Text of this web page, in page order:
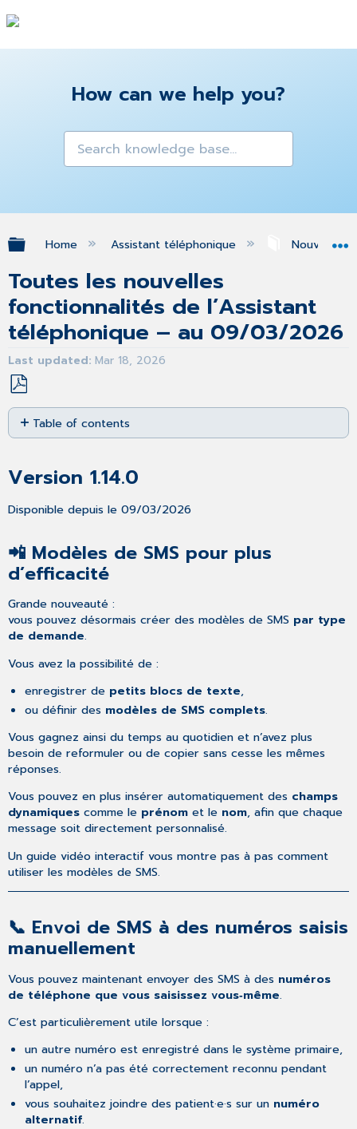
How can we help you?
Expand/collapse global hierarchy
Home Assistant téléphonique
Toutes les nouvelles
fonctionnalités de l’Assistant
téléphonique – au 09/03/2026
Last updated Mar 18, 2026
Save
as
PDF
Table of contents
📲
de
pour
plus
d’efficacité
📞
Envoi
de
à
numéros
saisis
🗣️
Conduite
de
conversation
améliorée
dans
téléphonique
🎙️
Nouvelles
beaucoup
plus
réalistes
📋
Nouveau
journal
d’activité
Version 1.14.0
Disponible depuis le 09/03/2026
📲 Modèles de SMS pour plus
d’efficacité
Grande nouveauté :
vous pouvez désormais créer des modèles de SMS par type
de demande.
Vous avez la possibilité de :
enregistrer de petits blocs de texte,
ou définir des modèles de SMS complets.
Vous gagnez ainsi du temps au quotidien et n’avez plus
besoin de reformuler ou de copier sans cesse les mêmes
réponses.
Vous pouvez en plus insérer automatiquement des champs
dynamiques comme le prénom et le nom, afin que chaque
message soit directement personnalisé.
Un guide vidéo interactif vous montre pas à pas comment
utiliser les modèles de SMS.
📞 Envoi de SMS à des numéros saisis
manuellement
Vous pouvez maintenant envoyer des SMS à des numéros
de téléphone que vous saisissez vous‑même.
C’est particulièrement utile lorsque :
un autre numéro est enregistré dans le système primaire,
un numéro n’a pas été correctement reconnu pendant
l’appel,
vous souhaitez joindre des patient·e·s sur un numéro
alternatif.